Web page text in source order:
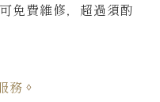
免費維修，超過須酌
務